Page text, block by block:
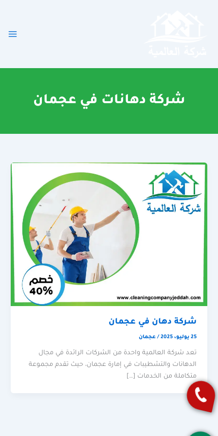
شركة دهانات في عجمان
شركة دهان في عجمان
25 يوليو، 2025 /عجمان
تعد شركة العالمية واحدة من الشركات الرائدة في مجال
الدهانات والتشطيبات في إمارة عجمان، حيث تقدم مجموعة
متكاملة من الخدمات […]